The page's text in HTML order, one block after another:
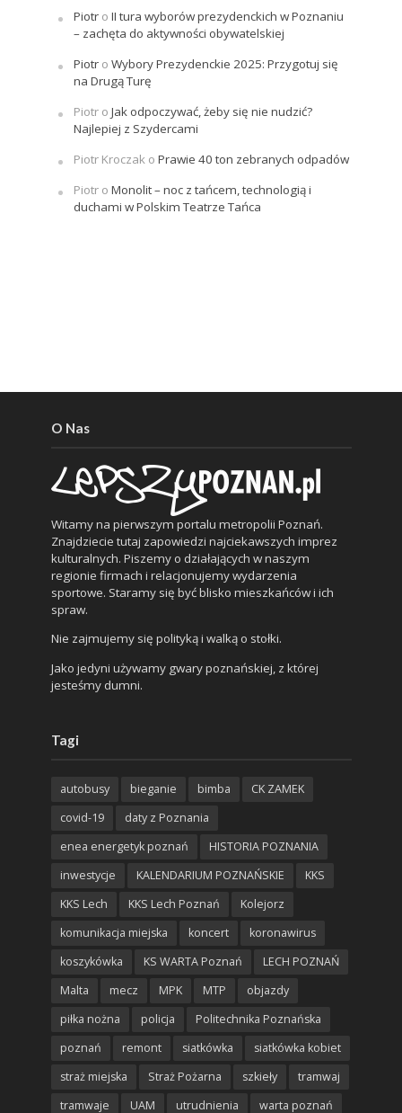
Piotro II tura wyborów prezydenckich w Poznaniu
– zachęta do aktywności obywatelskiej
Piotro Wybory Prezydenckie 2025: Przygotuj się
na Drugą Turę
Piotro Jak odpoczywać, żeby się nie nudzić?
Najlepiej z Szydercami
Piotr Kroczako Prawie 40 ton zebranych odpadów
Piotro Monolit – noc z tańcem, technologią i
duchami w Polskim Teatrze Tańca
O Nas
Witamy na pierwszym portalu metropolii Poznań.
Znajdziecie tutaj zapowiedzi najciekawszych imprez
kulturalnych. Piszemy o działających w naszym
regionie firmach i relacjonujemy wydarzenia
sportowe. Staramy się być blisko mieszkańców i ich
spraw.
Nie zajmujemy się polityką i walką o stołki.
Jako jedyni używamy gwary poznańskiej, z której
jesteśmy dumni.
Tagi
autobusy bieganie bimba
CK ZAMEK
covid-19
daty z Poznania
enea energetyk poznań
HISTORIA POZNANIA
inwestycje
KALENDARIUM POZNAŃSKIE
KKS
KKS Lech
KKS Lech Poznań
Kolejorz
komunikacja miejska
koncert
koronawirus
koszykówka
KS WARTA Poznań
LECH POZNAŃ
Malta
mecz MPK MTP
objazdy
piłka nożna
policja
Politechnika Poznańska
poznań
remont siatkówka
siatkówka kobiet
straż miejska
Straż Pożarna szkieły
tramwaj
tramwaje
UAM utrudnienia warta poznań